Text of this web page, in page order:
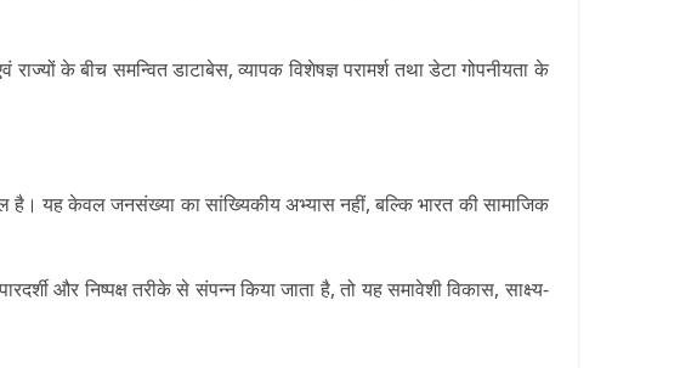
के बीच समन्वित डाटाबेस, व्यापक विशेषज्ञ परामर्श तथा डेटा गोपनीयता के
है। यह केवल जनसंख्या का सांख्यिकीय अभ्यास नहीं, बल्कि भारत की सामाजिक
और निष्पक्ष तरीके से संपन्न किया जाता है, तो यह समावेशी विकास, साक्ष्य-